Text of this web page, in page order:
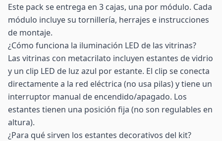
Este pack se entrega en 3 cajas, una por módulo. Cada
módulo incluye su tornillería, herrajes e instrucciones
de montaje.
¿Cómo funciona la iluminación LED de las vitrinas?
Las vitrinas con metacrilato incluyen estantes de vidrio
y un clip LED de luz azul por estante. El clip se conecta
directamente a la red eléctrica (no usa pilas) y tiene un
interruptor manual de encendido/apagado. Los
estantes tienen una posición fija (no son regulables en
altura).
¿Para qué sirven los estantes decorativos del kit?